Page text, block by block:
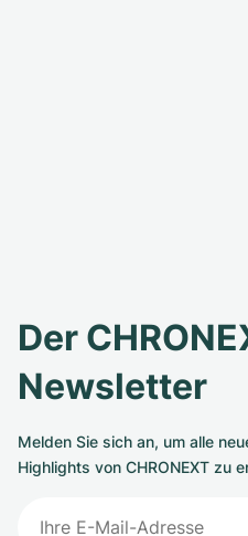
Der
Newsletter
Melden Sie sich an, um alle
Highlights von CHRONEXT zu